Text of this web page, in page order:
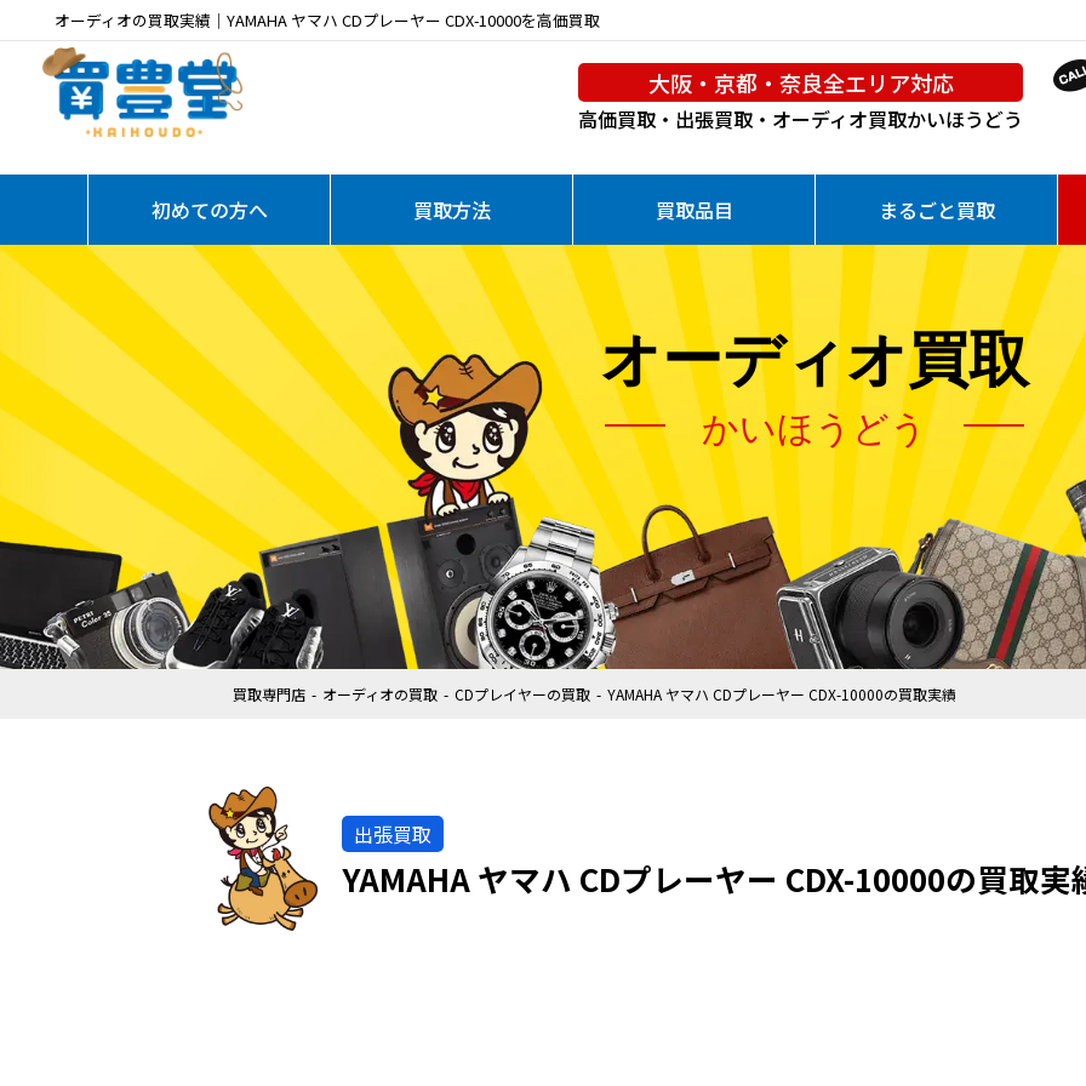
オーディオの買取実績｜YAMAHA ヤマハ CDプレーヤー CDX-10000を高価買取
大阪・京都・奈良全エリア対応
高価買取・出張買取・オーディオ買取かいほうどう
初めての方へ 買取方法 買取品目 まるごと買取
オーディオ買取
かいほうどう
買取専門店 オーディオの買取 CDプレイヤーの買取 YAMAHA ヤマハ CDプレーヤー CDX-10000の買取実績
出張買取
YAMAHA ヤマハ CDプレーヤー CDX-10000の買取実